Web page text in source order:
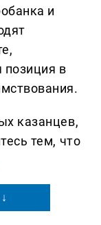
и
позиция в
казанцев,
тем, что